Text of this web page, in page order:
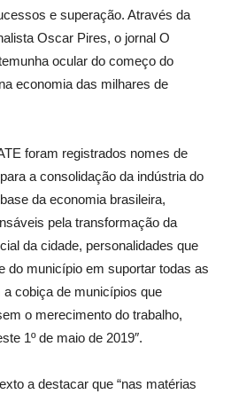
e superação. Através da
Oscar Pires, o jornal O
ocular do começo do
economia das milhares de
foram registrados nomes de
a consolidação da indústria do
da economia brasileira,
pela transformação da
da cidade, personalidades que
do município em suportar todas as
cobiça de municípios que
o merecimento do trabalho,
1º de maio de 2019″.
a destacar que “nas matérias